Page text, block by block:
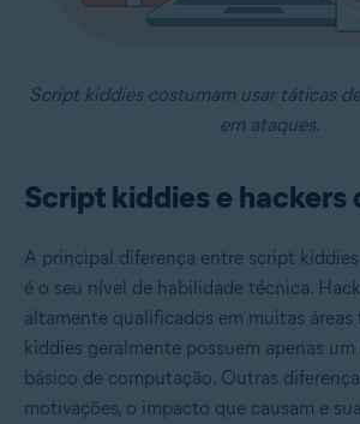
Script kiddies costumam usar táticas
em ataques.
Script kiddies e hackers
A principal diferença entre script
é o seu nível de habilidade técnica.
altamente qualificados em muitas áreas
kiddies geralmente possuem apenas
básico de computação. Outras
motivações, o impacto que causam e